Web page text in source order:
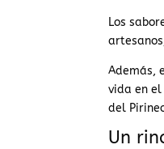
Los
Además,
vida en
del
Un